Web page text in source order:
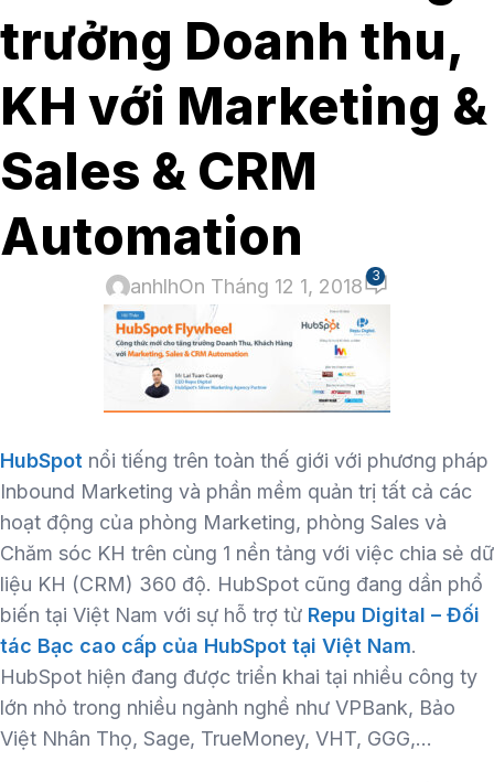
trưởng Doanh thu,
KH với Marketing &
Sales & CRM
Automation
anhlhOn Tháng 12 1, 2018 3
HubSpot nổi tiếng trên toàn thế giới với phương pháp
Inbound Marketing và phần mềm quản trị tất cả các
hoạt động của phòng Marketing, phòng Sales và
Chăm sóc KH trên cùng 1 nền tảng với việc chia sẻ dữ
liệu KH (CRM) 360 độ. HubSpot cũng đang dần phổ
biến tại Việt Nam với sự hỗ trợ từ Repu Digital – Đối
tác Bạc cao cấp của HubSpot tại Việt Nam.
HubSpot hiện đang được triển khai tại nhiều công ty
lớn nhỏ trong nhiều ngành nghề như VPBank, Bảo
Việt Nhân Thọ, Sage, TrueMoney, VHT, GGG,…